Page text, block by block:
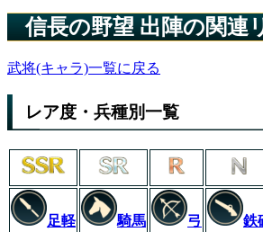
信長の野望 出陣の関連
武将(キャラ)一覧に戻る
レア度・兵種別一覧
足軽 騎馬 弓 鉄